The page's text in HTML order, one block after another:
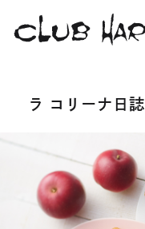
ラ コリーナ日誌